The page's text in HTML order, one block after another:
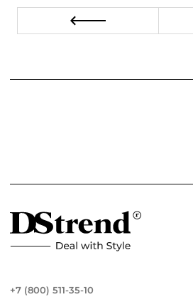
+7 (800) 511-35-10